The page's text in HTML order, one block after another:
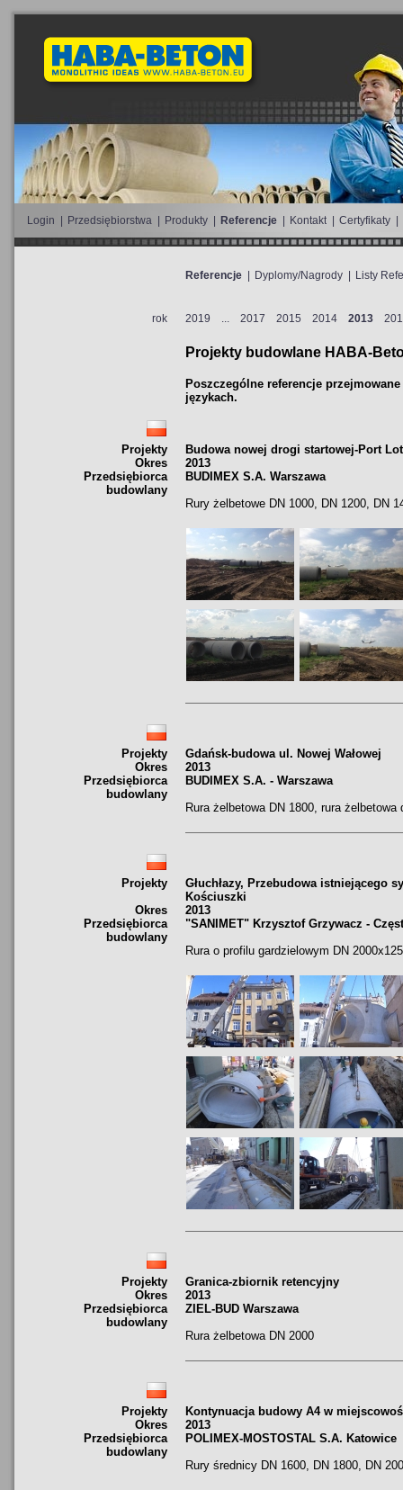
Login Przedsiębiorstwa Produkty Referencje Kontakt Certyfikaty
Referencje Dyplomy/Nagrody Listy
rok 2019 ... 2017 2015 2014 2013
Projekty budowlane HABA-
Poszczególne referencje
językach.
Projekty
Budowa nowej drogi startowej-Port
Okres
2013
Przedsiębiorca
budowlany
BUDIMEX S.A. Warszawa
Rury żelbetowe DN 1000, DN 1200, DN
Projekty
Gdańsk-budowa ul. Nowej Wałowej
Okres
2013
Przedsiębiorca
budowlany
BUDIMEX S.A. - Warszawa
Rura żelbetowa DN 1800, rura
Projekty
Głuchłazy, Przebudowa istniejącego
Kościuszki
Okres
2013
Przedsiębiorca
budowlany
"SANIMET" Krzysztof Grzywacz -
Rura o profilu gardzielowym DN
Projekty
Granica-zbiornik retencyjny
Okres
2013
Przedsiębiorca
budowlany
ZIEL-BUD Warszawa
Rura żelbetowa DN 2000
Projekty
Kontynuacja budowy A4 w
Okres
2013
Przedsiębiorca
budowlany
POLIMEX-MOSTOSTAL S.A. Katowice
Rury średnicy DN 1600, DN 1800, DN